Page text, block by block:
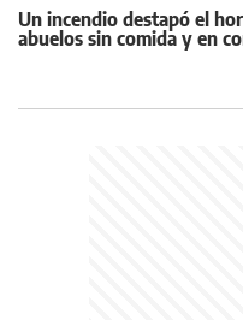
Un incendio destapó el
abuelos sin comida y en